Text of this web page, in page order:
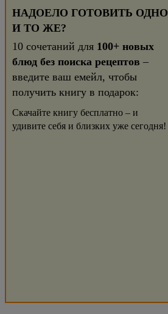
НАДОЕЛО ГОТОВИТЬ ОДНО
И ТО ЖЕ?
10 сочетаний для 100+ новых
блюд без поиска рецептов –
введите ваш емейл, чтобы
получить книгу в подарок:
Скачайте книгу бесплатно – и
удивите себя и близких уже сегодня!